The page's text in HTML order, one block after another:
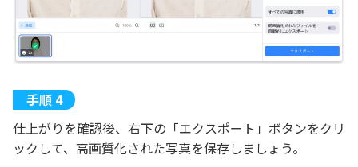
仕上がりを確認後、右下の「エクスポート」ボタンをクリ
ックして、高画質化された写真を保存しましょう。